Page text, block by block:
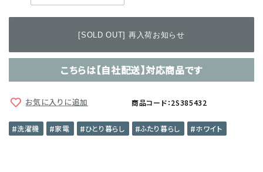
[SOLD OUT] 再入荷お知らせ
こちらは【自社配送】対応商品です
お気に入りに追加 商品コード：2S385432
洗濯機 家電 ひとり暮らし ふたり暮らし ホワイト